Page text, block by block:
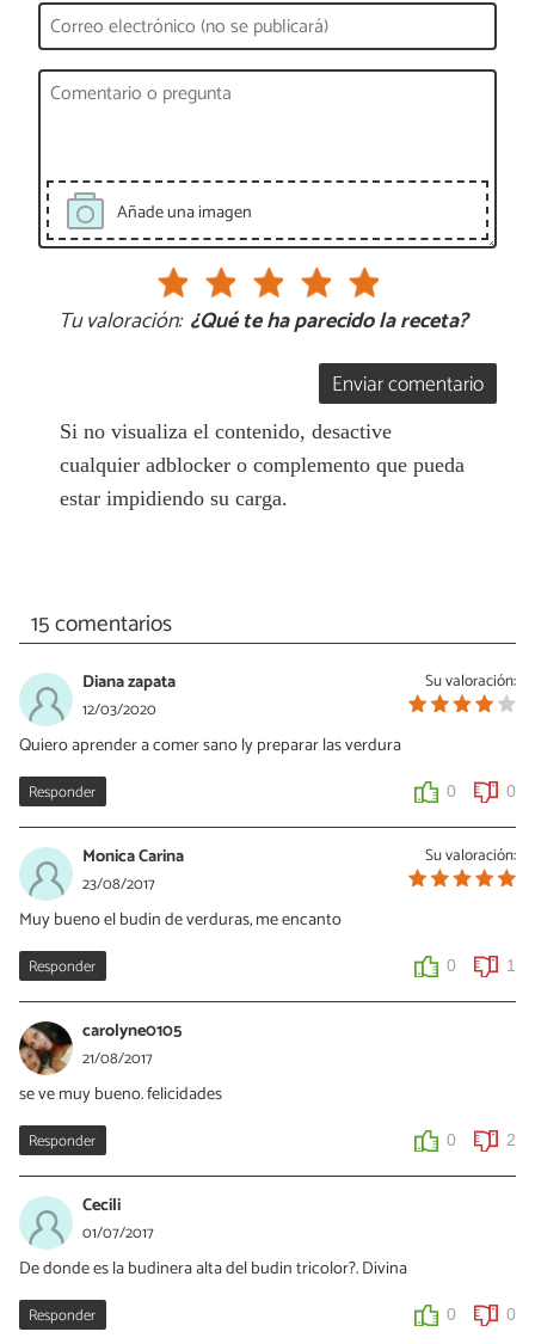
Añade una imagen
Tu valoración: ¿Qué te ha parecido la receta?
Enviar comentario
Si no visualiza el contenido, desactive
cualquier adblocker o complemento que pueda
estar impidiendo su carga.
15 comentarios
Su valoración:
Diana zapata
12/03/2020
Quiero aprender a comer sano ly preparar las verdura
Responder 0 0
Su valoración:
Monica Carina
23/08/2017
Muy bueno el budin de verduras, me encanto
Responder 0 1
carolyne0105
21/08/2017
se ve muy bueno. felicidades
Responder 0 2
Cecili
01/07/2017
De donde es la budinera alta del budin tricolor?. Divina
Responder 0 0